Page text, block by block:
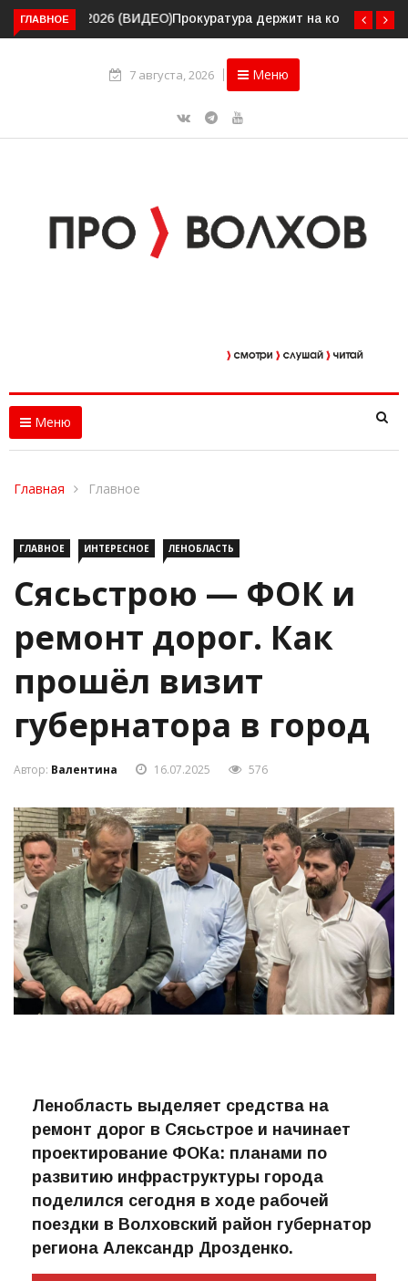
ГЛАВНОЕ
Прокуратура держит на контроле организацию
пассажирских перевозок в Волховском районе
7 августа, 2026
ГЛАВНОЕ ИНТЕРЕСНОЕ ЛЕНОБЛАСТЬ
Сясьстрою — ФОК и
ремонт дорог. Как
прошёл визит
губернатора в город
Автор:Валентина 16.07.2025 576
Ленобласть выделяет средства на
ремонт дорог в Сясьстрое и начинает
проектирование ФОКа: планами по
развитию инфраструктуры города
поделился сегодня в ходе рабочей
поездки в Волховский район губернатор